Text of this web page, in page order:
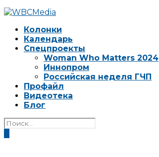
Колонки
Календарь
Спецпроекты
Woman Who Matters 2024
Иннопром
Российская неделя ГЧП
Профайл
Видеотека
Блог